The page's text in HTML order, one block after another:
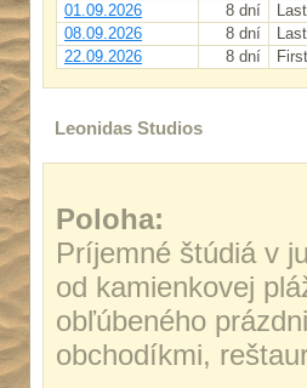
01.09.2026 8 dní
08.09.2026
8 dní
22.09.2026
8 dní
Leonidas Studios
Poloha:
Príjemné štúdiá v
od kamienkovej
obľúbeného
obchodíkmi,